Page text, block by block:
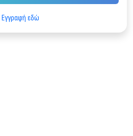
Εγγραφή εδώ